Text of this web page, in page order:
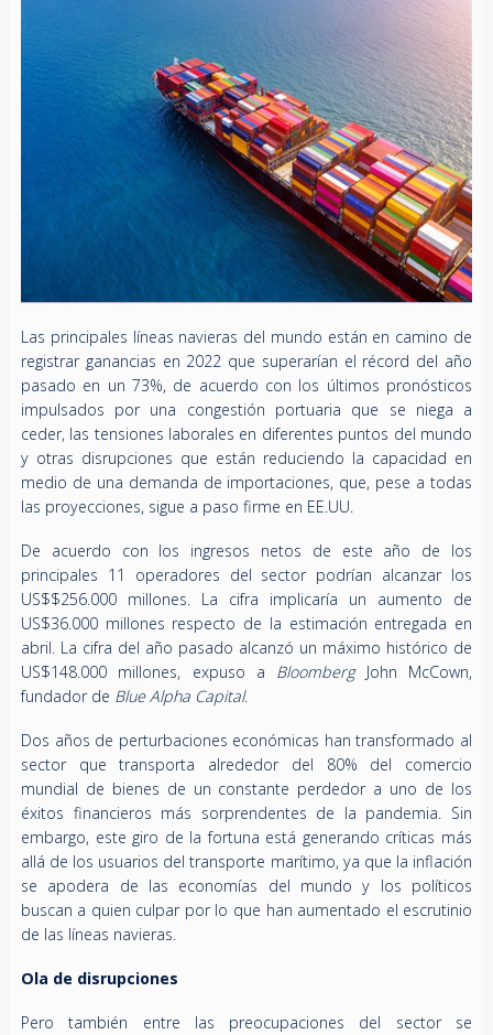
Las principales líneas navieras del mundo están en camino de
registrar ganancias en 2022 que superarían el récord del año
pasado en un 73%, de acuerdo con los últimos pronósticos
impulsados por una congestión portuaria que se niega a
ceder, las tensiones laborales en diferentes puntos del mundo
y otras disrupciones que están reduciendo la capacidad en
medio de una demanda de importaciones, que, pese a todas
las proyecciones, sigue a paso firme en EE.UU.
De acuerdo con los ingresos netos de este año de los
principales 11 operadores del sector podrían alcanzar los
US$$256.000 millones. La cifra implicaría un aumento de
US$36.000 millones respecto de la estimación entregada en
abril. La cifra del año pasado alcanzó un máximo histórico de
US$148.000 millones, expuso a BloombergJohn McCown,
fundador de Blue Alpha Capital.
Dos años de perturbaciones económicas han transformado al
sector que transporta alrededor del 80% del comercio
mundial de bienes de un constante perdedor a uno de los
éxitos financieros más sorprendentes de la pandemia. Sin
embargo, este giro de la fortuna está generando críticas más
allá de los usuarios del transporte marítimo, ya que la inflación
se apodera de las economías del mundo y los políticos
buscan a quien culpar por lo que han aumentado el escrutinio
de las líneas navieras.
Ola de disrupciones
Pero también entre las preocupaciones del sector se